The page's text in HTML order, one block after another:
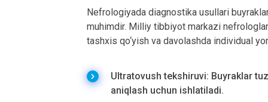
Nefrologiyada diagnostika usullari
muhimdir. Milliy tibbiyot markazi
tashxis qo‘yish va davolashda individual
Ultratovush tekshiruvi: Buyraklar
aniqlash uchun ishlatiladi.